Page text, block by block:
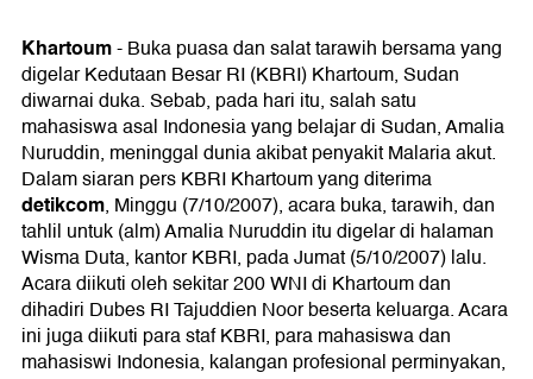
Khartoum-Buka puasa dan salat tarawih bersama yang
digelar Kedutaan Besar RI (KBRI) Khartoum, Sudan
diwarnai duka. Sebab, pada hari itu, salah satu
mahasiswa asal Indonesia yang belajar di Sudan, Amalia
Nuruddin, meninggal dunia akibat penyakit Malaria akut.
Dalam siaran pers KBRI Khartoum yang diterima
detikcom, Minggu (7/10/2007), acara buka, tarawih, dan
tahlil untuk (alm) Amalia Nuruddin itu digelar di halaman
Wisma Duta, kantor KBRI, pada Jumat (5/10/2007) lalu.
Acara diikuti oleh sekitar 200 WNI di Khartoum dan
dihadiri Dubes RI Tajuddien Noor beserta keluarga. Acara
ini juga diikuti para staf KBRI, para mahasiswa dan
mahasiswi Indonesia, kalangan profesional perminyakan,